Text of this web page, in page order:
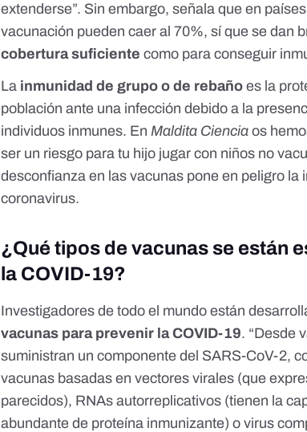
extenderse”. Sin embargo, señala que en
vacunación pueden caer al 70%, sí que se dan
cobertura suficiente como para conseguir
La inmunidad de grupo o de rebañoes la
población ante una infección debido a la
individuos inmunes. EnMaldita Ciencia os
ser un riesgo para tu hijo jugar con niños no
desconfianza en las vacunas pone en peligro la
coronavirus.
¿Qué tipos de vacunas se están
la COVID-19?
Investigadores de todo el mundoestán
vacunas para prevenir la COVID-19. “Desde
suministran un componente del SARS-CoV-2,
vacunas basadas en vectores virales (que
parecidos), RNAs autorreplicativos (tienen la
abundante de proteína inmunizante) o virus